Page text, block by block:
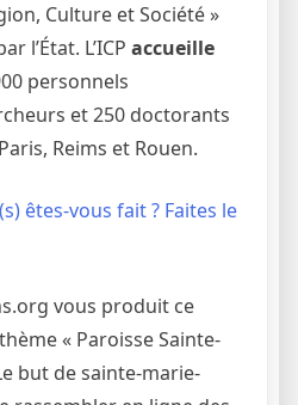
Culture et Société »
l’État. L’ICP accueille
personnels
et 250 doctorants
Reims et Rouen.
êtes-vous fait ? Faites le
vous produit ce
« Paroisse Sainte-
but de sainte-marie-